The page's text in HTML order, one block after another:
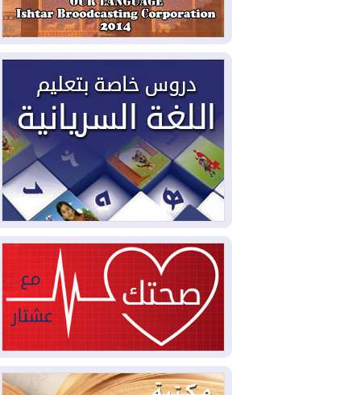
بسبب الحرائق في ولاية واشنطن
2026-08-02مشروع "حسابي" يُمهل
الموظفين حتى نهاية أغسطس لاستلام
بطاقاتهم المصرفية
2026-08-02دمشق وعمّان تحذران بغداد:
أي هجوم من أراضي العراق سيواجه برد
2026-08-02ترامب: الولايات المتحدة
وإسرائيل تعلقان شن ضربات على إيران
2026-08-01تقرير: الولايات المتحدة تسحب
منظومة باتريوت الدفاعية من أربيل
2026-08-01النفط: اتفاقية ثلاثية لاستئناف
التصدير عبر جيهان بطاقة 750 ألف برميل
2026-08-01"في أقرب وقت ممكن".. إدارة
ترامب تخطط لشن ضربات جديدة على إيران